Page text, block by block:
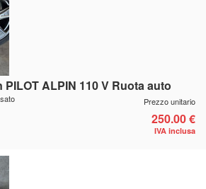
PILOT ALPIN 110 V Ruota auto
Prezzo unitario
250.00 €
IVA inclusa